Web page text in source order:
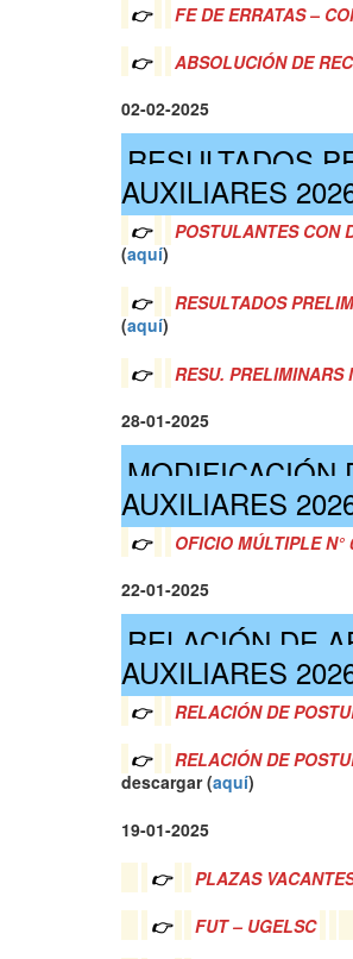
👉 FE DE ERRATAS –
👉
ABSOLUCIÓN DE
02-02-2025
RESULTADOS
AUXILIARES
👉 POSTULANTES CON
(aquí)
👉
RESULTADOS
(aquí)
👉
RESU. PRELIMINARS
28-01-2025
MODIFICACIÓN
AUXILIARES
👉 OFICIO MÚLTIPLE
22-01-2025
RELACIÓN DE
AUXILIARES
👉 RELACIÓN DE
👉
RELACIÓN DE
descargar (aquí)
19-01-2025
👉
PLAZAS
👉
FUT – UGELSC